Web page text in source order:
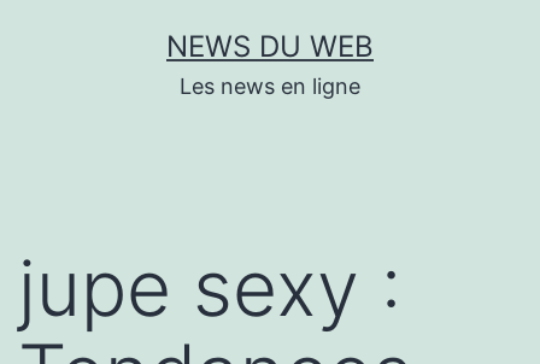
NEWS DU WEB
Les news en ligne
jupe sexy :